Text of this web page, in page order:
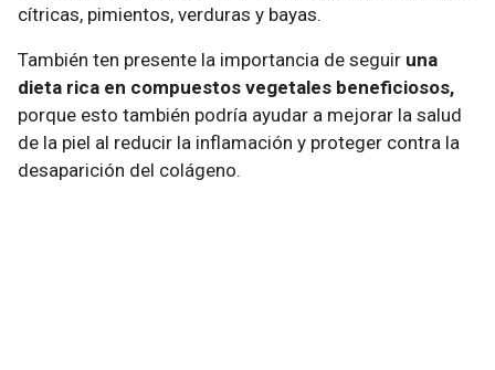
cítricas, pimientos, verduras y bayas.
También ten presente la importancia de seguir una
dieta rica en compuestos vegetales beneficiosos,
porque esto también podría ayudar a mejorar la salud
de la piel al reducir la inflamación y proteger contra la
desaparición del colágeno.